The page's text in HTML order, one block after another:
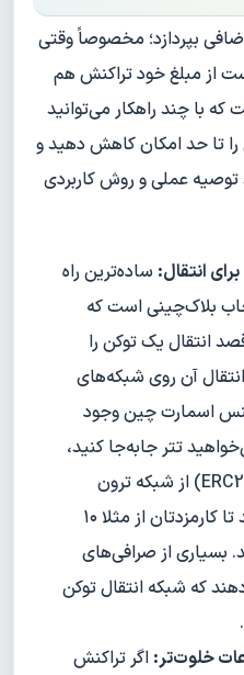
بپردازد؛ مخصوصاً وقتی
از مبلغ خود تراکنش هم
با چند راهکار می‌توانید
تا حد امکان کاهش دهید و
عملی و روش کاربردی
انتقال: ساده‌ترین راه
بلاک‌چینی است که
انتقال یک توکن را
انتقال آن روی شبکه‌های
اسمارت چین وجود
تتر جابه‌جا کنید،
به جای شبکه اتریوم (ERC20) از شبکه ترون
(TRC20) استفاده کنید تا کارمزدتان از مثلا ۱۰
۱ دلار برسد. بسیاری از صرافی‌های
که شبکه انتقال توکن
خلوت‌تر: اگر تراکنش